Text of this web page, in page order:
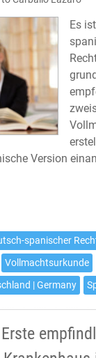
Es
Version
spanischer
Vollmachtsurkunde
| Germany
Erste